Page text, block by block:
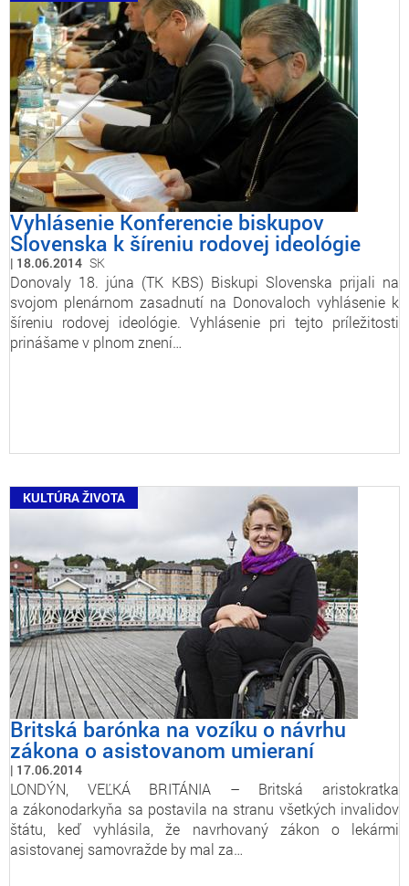
Vyhlásenie Konferencie biskupov
Slovenska k šíreniu rodovej ideológie
18.06.2014 SK
Donovaly 18. júna (TK KBS) Biskupi Slovenska prijali na
svojom plenárnom zasadnutí na Donovaloch vyhlásenie k
šíreniu rodovej ideológie. Vyhlásenie pri tejto príležitosti
prinášame v plnom znení…
KULTÚRA ŽIVOTA
Britská barónka na vozíku o návrhu
zákona o asistovanom umieraní
17.06.2014
LONDÝN, VEĽKÁ BRITÁNIA – Britská aristokratka
a zákonodarkyňa sa postavila na stranu všetkých invalidov
štátu, keď vyhlásila, že navrhovaný zákon o lekármi
asistovanej samovražde by mal za…